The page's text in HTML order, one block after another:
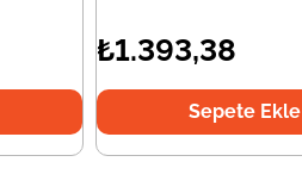
₺1.393,38
Sepete Ekle